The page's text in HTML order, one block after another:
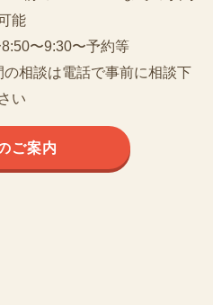
能
〜9:30〜予約等
相談は電話で事前に相談下
さい
ご案内